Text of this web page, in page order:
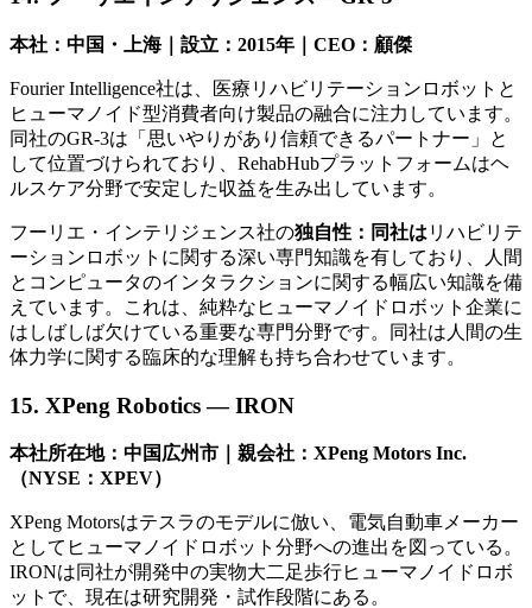
本社：中国・上海｜設立：2015年｜CEO：顧傑
Fourier Intelligence社は、医療リハビリテーションロボットと
ヒューマノイド型消費者向け製品の融合に注力しています。
同社のGR-3は「思いやりがあり信頼できるパートナー」と
して位置づけられており、RehabHubプラットフォームはヘ
ルスケア分野で安定した収益を生み出しています。
フーリエ・インテリジェンス社の独自性：同社は リハビリテ
ーションロボットに関する深い専門知識を有しており、人間
とコンピュータのインタラクションに関する幅広い知識を備
えています。これは、純粋なヒューマノイドロボット企業に
はしばしば欠けている重要な専門分野です。同社は人間の生
体力学に関する臨床的な理解も持ち合わせています。
15. XPeng Robotics — IRON
本社所在地：中国広州市｜親会社：XPeng Motors Inc.
（NYSE：XPEV）
XPeng Motorsはテスラのモデルに倣い、電気自動車メーカー
としてヒューマノイドロボット分野への進出を図っている。
IRONは同社が開発中の実物大二足歩行ヒューマノイドロボ
ットで、現在は研究開発・試作段階にある。